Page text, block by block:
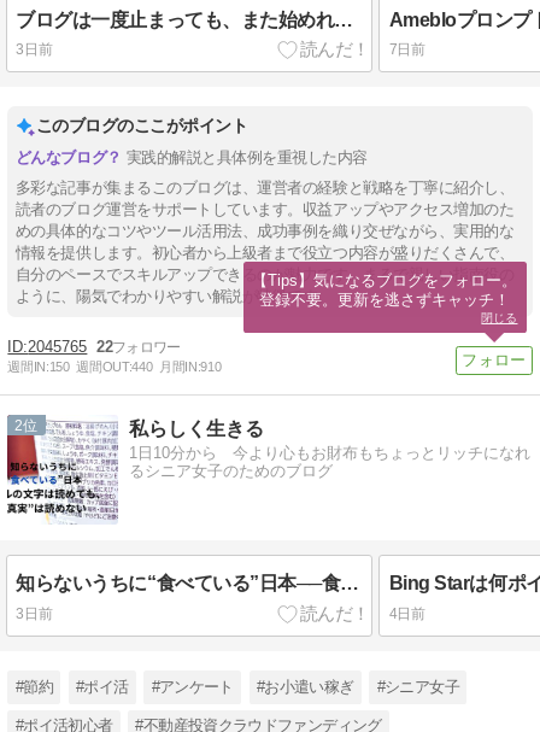
ブログは一度止まっても、また始めればOK♪
3日前 7日前
このブログのここがポイント
実践的解説と具体例を重視した内容
多彩な記事が集まるこのブログは、運営者の経験と戦略を丁寧に紹介し、
読者のブログ運営をサポートしています。収益アップやアクセス増加のた
めの具体的なコツやツール活用法、成功事例を織り交ぜながら、実用的な
情報を提供します。初心者から上級者まで役立つ内容が盛りだくさんで、
自分のペースでスキルアップできるのが魅力です。まるで親しい指南役の
ように、陽気でわかりやすい解説が特徴です。
2045765 22
週間IN:150 週間OUT:440 月間IN:910
2 私らしく生きる
1日10分から 今より心もお財布もちょっとリッチになれ
るシニア女子のためのブログ
知らないうちに“食べている”日本──食品表示の曖昧さと奪われる選択権
3日前 4日前
#節約 #ポイ活 #アンケート #お小遣い稼ぎ #シニア女子
#ポイ活初心者 #不動産投資クラウドファンディング
【Tips】気になるブログをフォロー。
登録不要。更新を逃さずキャッチ！
閉じる